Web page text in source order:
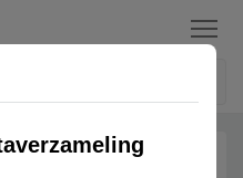
Menu